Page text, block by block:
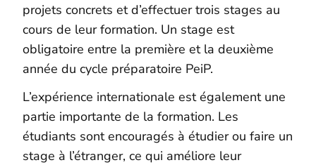
projets concrets et d’effectuer trois stages au
cours de leur formation. Un stage est
obligatoire entre la première et la deuxième
année du cycle préparatoire PeiP.
L’expérience internationale est également une
partie importante de la formation. Les
étudiants sont encouragés à étudier ou faire un
stage à l’étranger, ce qui améliore leur